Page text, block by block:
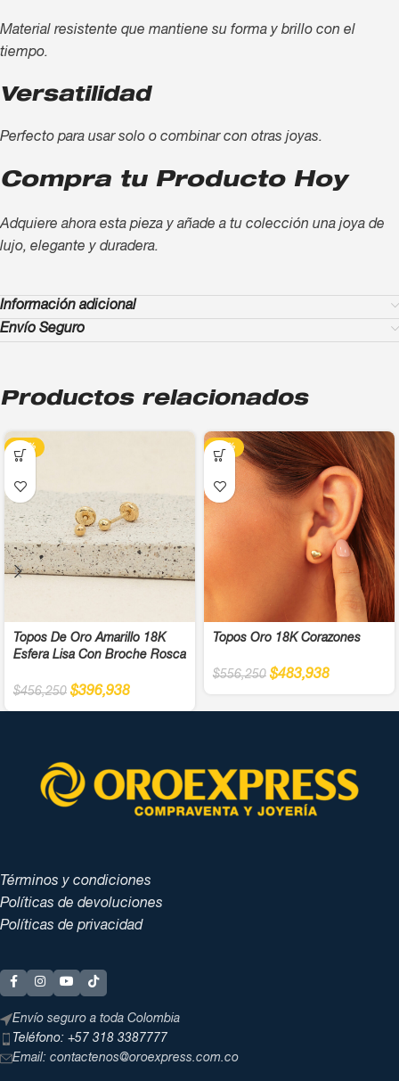
Material resistente que mantiene su forma y brillo con el
tiempo.
Versatilidad
Perfecto para usar solo o combinar con otras joyas.
Compra tu Producto Hoy
Adquiere ahora esta pieza y añade a tu colección una joya de
lujo, elegante y duradera.
Información adicional
Envío Seguro
Productos relacionados
-13%
Topos De Oro Amarillo 18K
Esfera Lisa Con Broche Rosca
$456,250 $396,938
-13%
Topos Oro 18K Corazones
$556,250 $483,938
Términos y condiciones
Políticas de devoluciones
Políticas de privacidad
Envío seguro a toda Colombia
Teléfono: +57 318 3387777
Email: contactenos@oroexpress.com.co